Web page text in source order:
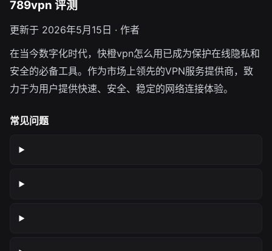
789vpn 评测
更新于 2026年5月15日 · 作者
在当今数字化时代，快橙vpn怎么用已成为保护在线隐私和
安全的必备工具。作为市场上领先的VPN服务提供商，致
力于为用户提供快速、安全、稳定的网络连接体验。
常见问题